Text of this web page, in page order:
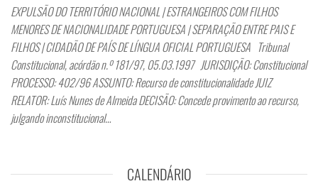
EXPULSÃO DO TERRITÓRIO NACIONAL | ESTRANGEIROS COM FILHOS
MENORES DE NACIONALIDADE PORTUGUESA | SEPARAÇÃO ENTRE PAIS E
FILHOS | CIDADÃO DE PAÍS DE LÍNGUA OFICIAL PORTUGUESA Tribunal
Constitucional, acórdão n.º 181/97, 05.03.1997 JURISDIÇÃO: Constitucional
PROCESSO: 402/96 ASSUNTO: Recurso de constitucionalidade JUIZ
RELATOR: Luís Nunes de Almeida DECISÃO: Concede provimento ao recurso,
julgando inconstitucional…
CALENDÁRIO